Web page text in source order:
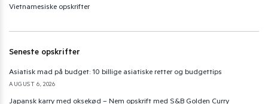
Vietnamesiske opskrifter
Seneste opskrifter
Asiatisk mad på budget: 10 billige asiatiske retter og budgettips
AUGUST 6, 2026
Japansk karry med oksekød – Nem opskrift med S&B Golden Curry